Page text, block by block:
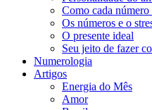
Como cada
Os números e o
O presente ideal
Seu jeito de fazer
Numerologia
Artigos
Energia do Mês
Amor